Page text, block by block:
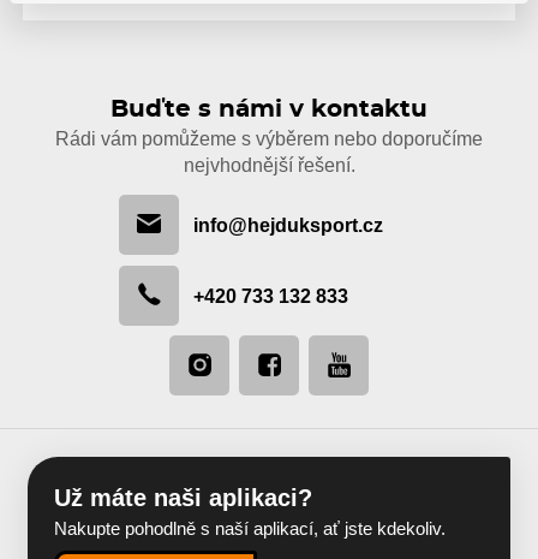
Buďte s námi v kontaktu
Rádi vám pomůžeme s výběrem nebo doporučíme
nejvhodnější řešení.
info@hejduksport.cz
+420 733 132 833
Už máte naši aplikaci?
Nakupte pohodlně s naší aplikací, ať jste kdekoliv.